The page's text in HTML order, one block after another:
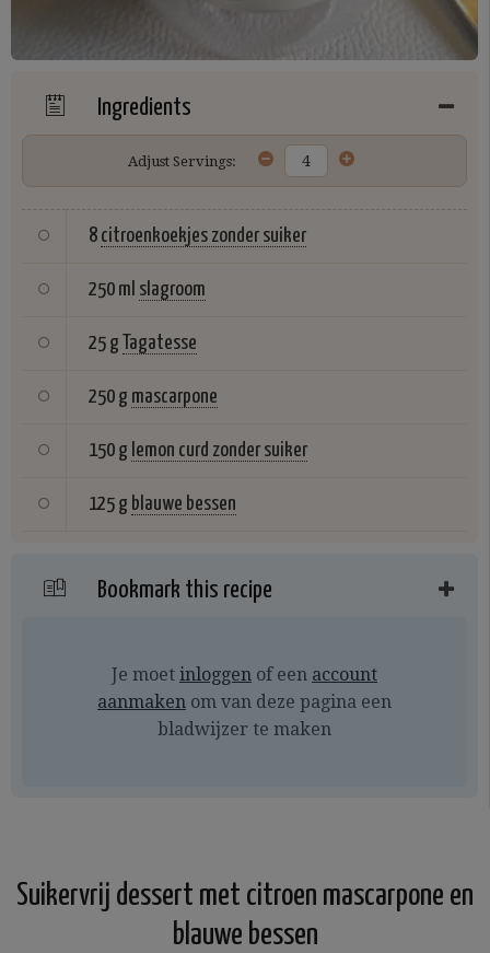
Ingredients
Adjust Servings:
8 citroenkoekjes zonder suiker
250 ml slagroom
25 g Tagatesse
250 g mascarpone
150 g lemon curd zonder suiker
125 g blauwe bessen
Bookmark this recipe
Je moet inloggen of een account
aanmaken om van deze pagina een
bladwijzer te maken
Suikervrij dessert met citroen mascarpone en
blauwe bessen